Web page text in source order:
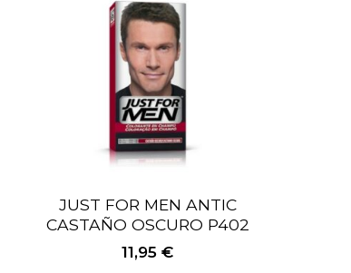
JUST FOR MEN ANTIC
CASTAÑO OSCURO P402
11,95€